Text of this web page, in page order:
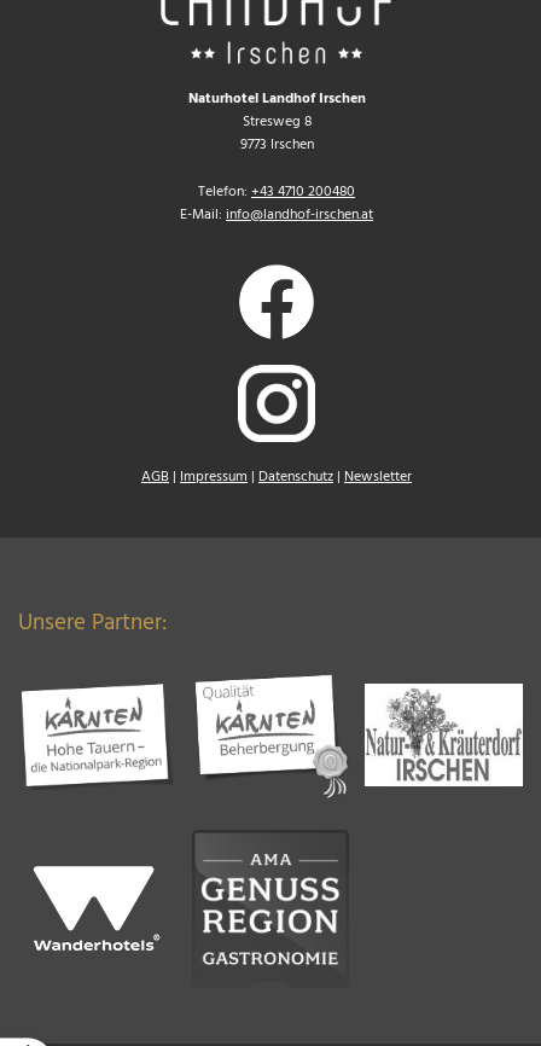
Naturhotel Landhof Irschen
Stresweg 8
9773 Irschen
Telefon: +43 4710 200480
E-Mail: info@landhof-irschen.at
AGB | Impressum | Datenschutz | Newsletter
Unsere Partner: